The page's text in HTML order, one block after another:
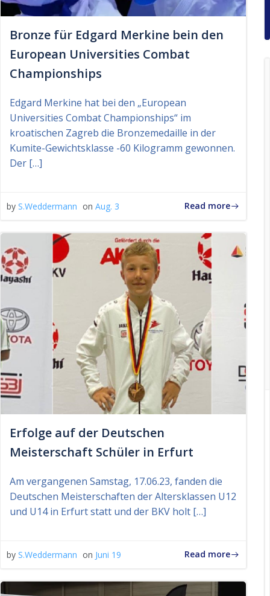
Bronze für Edgard Merkine bein den
European Universities Combat
Championships
Edgard Merkine hat bei den „European
Universities Combat Championships“ im
kroatischen Zagreb die Bronzemedaille in der
Kumite-Gewichtsklasse -60 Kilogramm gewonnen.
Der […]
by S.Weddermann on Aug. 3 Read more
Erfolge auf der Deutschen
Meisterschaft Schüler in Erfurt
Am vergangenen Samstag, 17.06.23, fanden die
Deutschen Meisterschaften der Altersklassen U12
und U14 in Erfurt statt und der BKV holt […]
by S.Weddermann on Juni 19 Read more